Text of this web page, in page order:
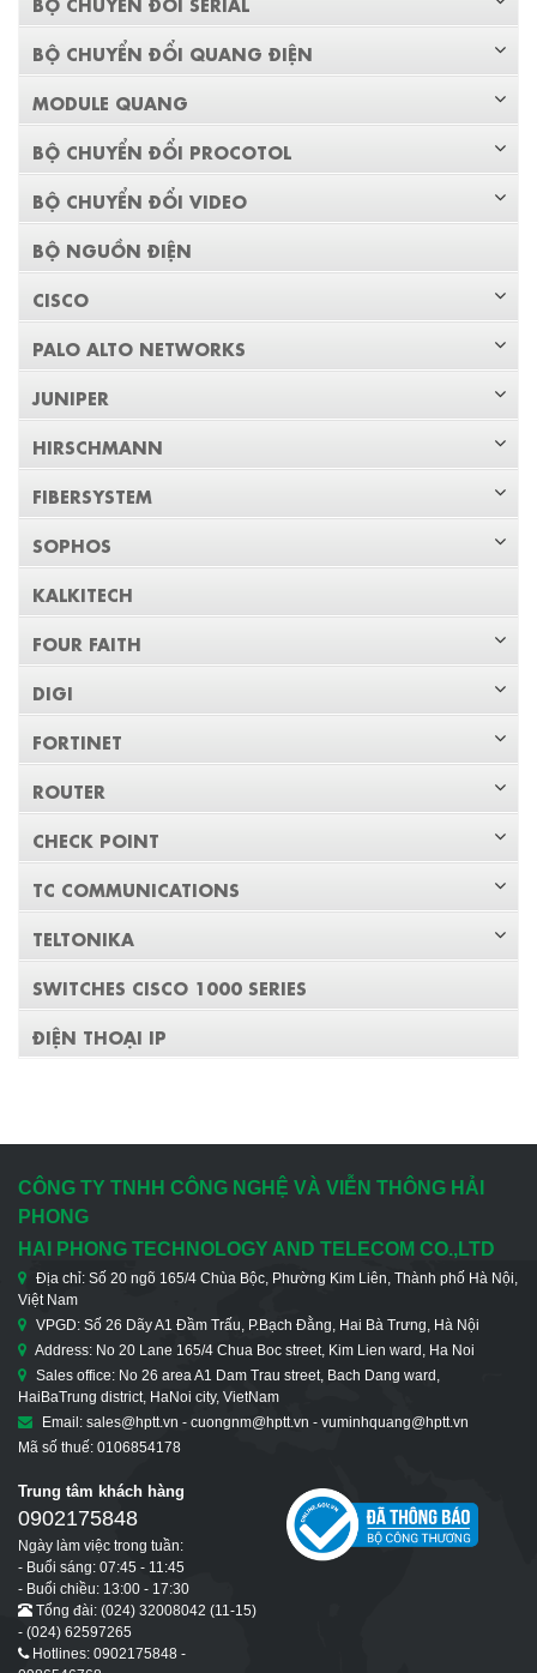
BỘ CHUYỂN ĐỔI QUANG ĐIỆN
MODULE QUANG
BỘ CHUYỂN ĐỔI PROCOTOL
BỘ CHUYỂN ĐỔI VIDEO
BỘ NGUỒN ĐIỆN
CISCO
PALO ALTO NETWORKS
JUNIPER
HIRSCHMANN
FIBERSYSTEM
SOPHOS
KALKITECH
FOUR FAITH
DIGI
FORTINET
ROUTER
CHECK POINT
TC COMMUNICATIONS
TELTONIKA
SWITCHES CISCO 1000 SERIES
ĐIỆN THOẠI IP
CÔNG TY TNHH CÔNG NGHỆ VÀ VIỄN THÔNG HẢI
PHONG
HAI PHONG TECHNOLOGY AND TELECOM CO.,LTD
Địa chỉ: Số 20 ngõ 165/4 Chùa Bộc, Phường Kim Liên, Thành phố Hà Nội,
Việt Nam
VPGD: Số 26 Dãy A1 Đầm Trấu, P.Bạch Đằng, Hai Bà Trưng, Hà Nội
Address: No 20 Lane 165/4 Chua Boc street, Kim Lien ward, Ha Noi
Sales office: No 26 area A1 Dam Trau street, Bach Dang ward,
HaiBaTrung district, HaNoi city, VietNam
Email: sales@hptt.vn - cuongnm@hptt.vn - vuminhquang@hptt.vn
Mã số thuế: 0106854178
Trung tâm khách hàng
0902175848
Ngày làm việc trong tuần:
- Buổi sáng: 07:45 - 11:45
- Buổi chiều: 13:00 - 17:30
Tổng đài: (024) 32008042 (11-15)
- (024) 62597265
Hotlines: 0902175848 -